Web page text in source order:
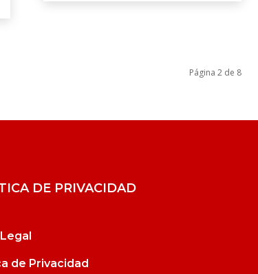
Página 2 de 8
DE PRIVACIDAD
de Privacidad